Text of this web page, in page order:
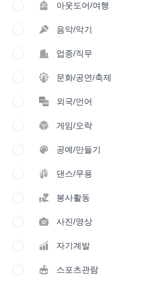
아웃도어/여행
음악/악기
업종/직무
문화/공연/축제
외국/언어
게임/오락
공예/만들기
댄스/무용
봉사활동
사진/영상
자기계발
스포츠관람